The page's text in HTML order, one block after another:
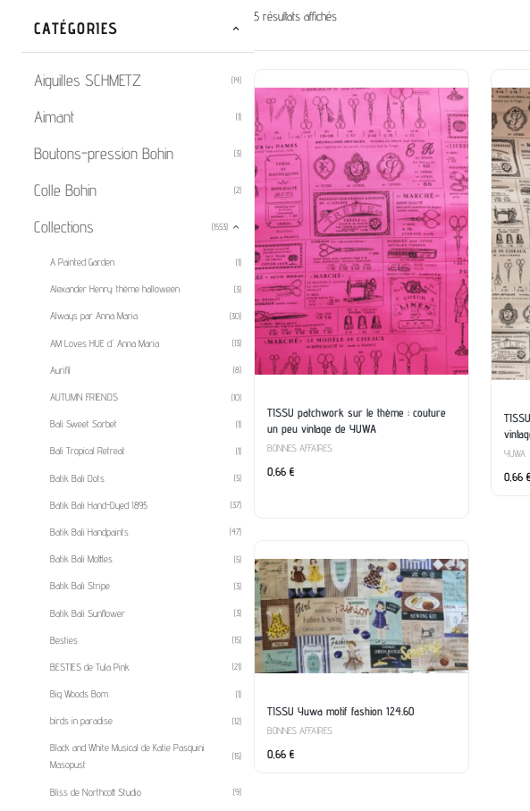
CATÉGORIES
Aiguilles SCHMETZ (14)
Aimant (1)
Boutons-pression Bohin (3)
Colle Bohin (2)
Collections (1553)
A Painted Garden (1)
Alexander Henry: thème halloween (3)
Always par Anna Maria (30)
AM Loves HUE d' Anna Maria (13)
Aurifil (8)
AUTUMN FRIENDS (10)
Bali Sweet Sorbet (1)
Bali Tropical Retreat (1)
Batik Bali Dots (5)
Batik Bali Hand-Dyed 1895 (37)
Batik Bali Handpaints (47)
Batik Bali Mottles (5)
Batik Bali Stripe (3)
Batik Bali Sunflower (3)
Besties (15)
BESTIES de Tula Pink (21)
Big Woods Bom (1)
birds in paradise (12)
Black and White Musical de Katie Pasquini
Masopust
(15)
Bliss de Northcott Studio (9)
5 résultats affichés
TISSU patchwork sur le thème : couture
un peu vintage de YUWA
BONNES AFFAIRES
0,66 €
YUWA
0,66 €
TISSU Yuwa motif fashion 124.60
BONNES AFFAIRES
0,66 €